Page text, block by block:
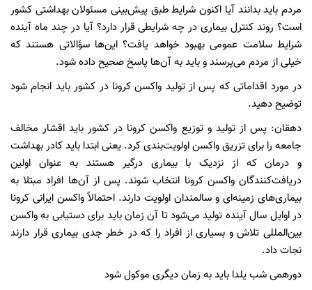
مردم باید بدانند آیا اکنون شرایط طبق پیش‌بینی مسئولان بهداشتی کشور
است؟ روند کنترل بیماری در چه شرایطی قرار دارد؟ آیا در چند ماه آینده
شرایط سلامت عمومی بهبود خواهد یافت؟ این‌ها سؤالاتی هستند که
خیلی از مردم می‌پرسند و باید به آن‌ها پاسخ صحیح داده شود.
در مورد اقداماتی که پس از تولید واکسن کرونا در کشور باید انجام شود
توضیح دهید.
دهقان: پس از تولید و توزیع واکسن کرونا در کشور باید اقشار مخالف
جامعه را برای تزریق واکسن اولویت‌بندی کرد. یعنی ابتدا باید کادر بهداشت
و درمان که از نزدیک با بیماری درگیر هستند به عنوان اولین
دریافت‌کنندگان واکسن کرونا انتخاب شوند. پس از آن‌‌ها افراد مبتلا به
بیماری‌های زمینه‌ای و سالمندان اولویت دارند. احتمالاً واکسن ایرانی کرونا
در اوایل سال آینده تولید می‌شود تا آن زمان باید برای دستیابی به واکسن
بین‌المللی تلاش و بسیاری از افراد را که در خطر جدی بیماری قرار دارند
نجات داد.
دورهمی شب یلدا باید به زمان دیگری موکول شود